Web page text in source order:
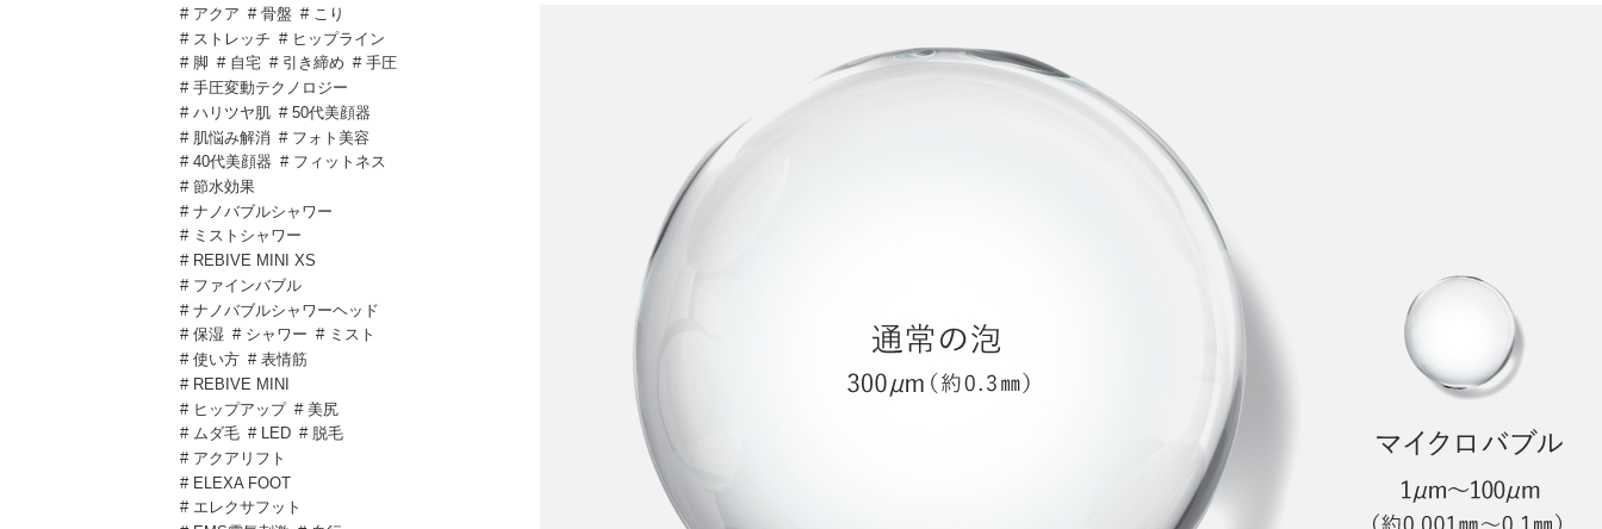
# アクア # 骨盤 # こり
# ストレッチ # ヒップライン
# 脚 # 自宅 # 引き締め # 手圧
# 手圧変動テクノロジー
# ハリツヤ肌 # 50代美顔器
# 肌悩み解消 # フォト美容
# 40代美顔器 # フィットネス
# 節水効果
# ナノバブルシャワー
# ミストシャワー
# REBIVE MINI XS
# ファインバブル
# ナノバブルシャワーヘッド
# 保湿 # シャワー # ミスト
# 使い方 # 表情筋
# REBIVE MINI
# ヒップアップ # 美尻
# ムダ毛 # LED # 脱毛
# アクアリフト
# ELEXA FOOT
# エレクサフット